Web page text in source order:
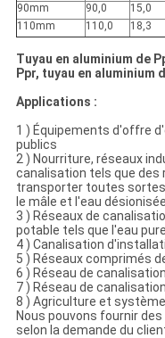
90mm
90,0 15,0
110mm
110,0 18,3
Tuyau en aluminium de
Ppr, tuyau en aluminium
Applications :
1 ) Équipements d'offre
publics
2 ) Nourriture, réseaux
canalisation tels que des
transporter toutes sortes
le mâle et l'eau
3 ) Réseaux de
potable tels que l'eau
4 ) Canalisation
5 ) Réseaux comprimés
6 ) Réseau de
7 ) Réseau de
8 ) Agriculture et
Nous pouvons fournir
selon la demande du